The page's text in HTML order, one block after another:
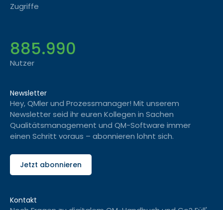
Zugriffe
885.990
Nutzer
Newsletter
Hey, QMler und Prozessmanager! Mit unserem
Newsletter seid ihr euren Kollegen in Sachen
Qualitätsmanagement und QM-Software immer
einen Schritt voraus – abonnieren lohnt sich.
Jetzt abonnieren
Kontakt